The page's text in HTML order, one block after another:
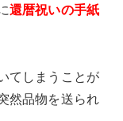
還暦祝いの手紙
てしまうことが
然品物を送られ